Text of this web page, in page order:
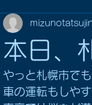
本日、
mizunotatsujin
やっと札幌市で
車の運転もしや